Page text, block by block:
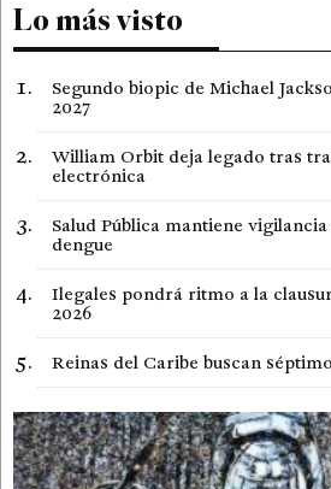
Lo más visto
Segundo biopic de Michael
2027
William Orbit deja legado tras
electrónica
Salud Pública mantiene
dengue
Ilegales pondrá ritmo a la
2026
Reinas del Caribe buscan